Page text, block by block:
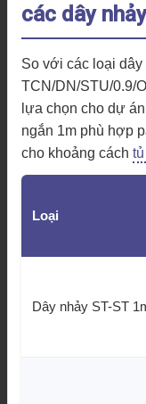
các dây
So với các loại
TCN/DN/STU/0.9/
lựa chọn cho dự
ngắn 1m phù hợp
cho khoảng cách
Loại
Dây nhảy ST-ST